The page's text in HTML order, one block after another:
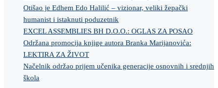
Otišao je Edhem Edo Halilić – vizionar, veliki žepački
humanist i istaknuti poduzetnik
EXCEL ASSEMBLIES BH D.O.O.: OGLAS ZA POSAO
Održana promocija knjige autora Branka Marijanovića:
LEKTIRA ZA ŽIVOT
Načelnik održao prijem učenika generacije osnovnih i srednjih
škola